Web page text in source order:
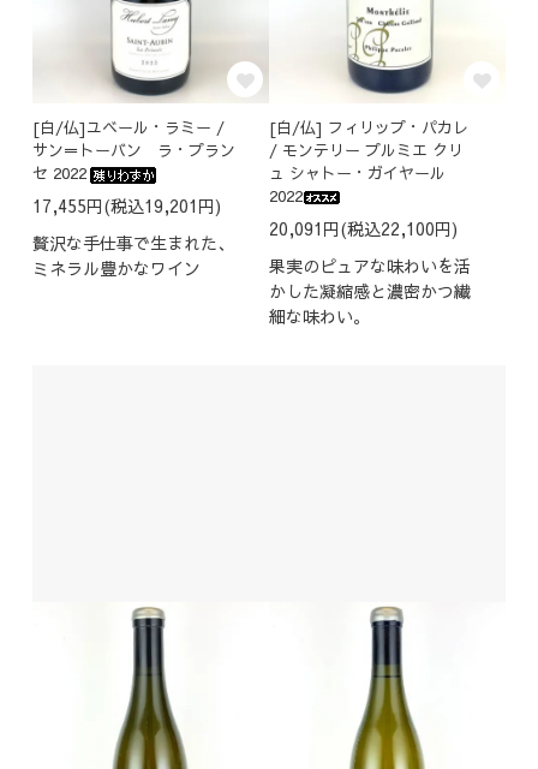
[白/仏]ユベール・ラミー /
サン＝トーバン ラ・プラン
セ 2022
17,455円(税込19,201円)
贅沢な手仕事で生まれた、
ミネラル豊かなワイン
[白/仏] フィリップ・パカレ
/ モンテリー プルミエ クリ
ュ シャトー・ガイヤール
2022
20,091円(税込22,100円)
果実のピュアな味わいを活
かした凝縮感と濃密かつ繊
細な味わい。